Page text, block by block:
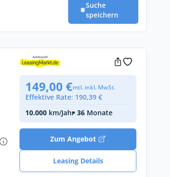
Suche
speichern
149,00 €mtl. inkl. MwSt.
Effektive Rate: 190,39 €
10.000 km/Jahr• 36 Monate
Zum Angebot
Leasing Details